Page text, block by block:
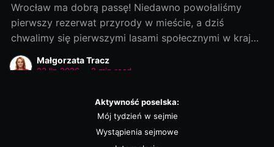
Wrocław ma dobrą passę! Niedawno powołaliśmy
pierwszy rezerwat przyrody w mieście, a dziś
chwalimy się pierwszymi lasami społecznymi w kraju!
Rozmowy zaczęliśmy jako ostatni, a efekty
dowozimy jako pierwsi! Było to możliwe, bo nie
otwarte na dialog i kompromis — a to wszystko dla
Małgorzata Tracz
23 lip 2026 2 min read
Aktywność poselska:
Mój tydzień w sejmie
Wystąpienia sejmowe